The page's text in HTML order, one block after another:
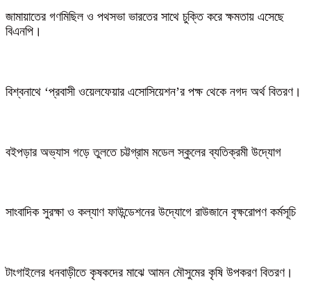
জামায়াতের গণমিছিল ও পথসভা ভারতের সাথে চুক্তি করে ক্ষমতায় এসেছে
বিএনপি।
বিশ্বনাথে ‘প্রবাসী ওয়েলফেয়ার এসোসিয়েশন’র পক্ষ থেকে নগদ অর্থ বিতরণ।
বইপড়ার অভ্যাস গড়ে তুলতে চট্টগ্রাম মডেল স্কুলের ব্যতিক্রমী উদ্যোগ
সাংবাদিক সুরক্ষা ও কল্যাণ ফাউন্ডেশনের উদ্যোগে রাউজানে বৃক্ষরোপণ কর্মসূচি
টাংগাইলের ধনবাড়ীতে কৃষকদের মাঝে আমন মৌসুমের কৃষি উপকরণ বিতরণ।